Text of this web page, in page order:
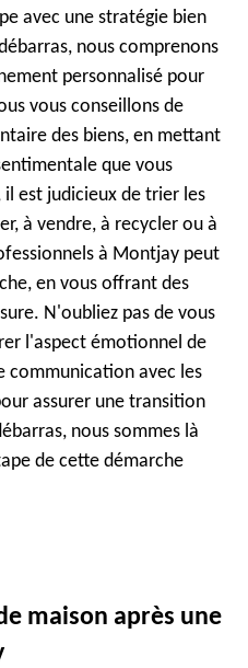
avec une stratégie bien
nous comprenons
personnalisé pour
vous conseillons de
des biens, en mettant
que vous
il est judicieux de trier les
à vendre, à recycler ou à
à Montjay peut
en vous offrant des
N'oubliez pas de vous
l'aspect émotionnel de
communication avec les
assurer une transition
nous sommes là
de cette démarche
maison après une